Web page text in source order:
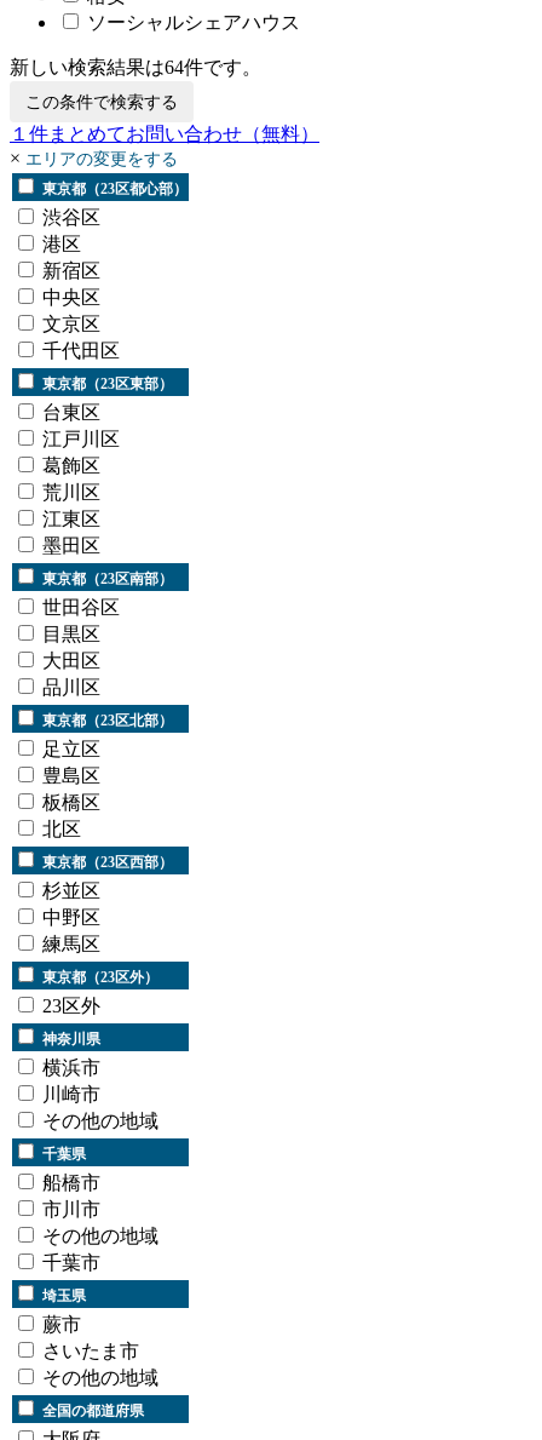
ソーシャルシェアハウス
新しい検索結果は64件です。
この条件で検索する
１ 件まとめてお問い合わせ （無料）
× エリアの変更をする
東京都（23区都心部）
渋谷区
港区
新宿区
中央区
文京区
千代田区
東京都（23区東部）
台東区
江戸川区
葛飾区
荒川区
江東区
墨田区
東京都（23区南部）
世田谷区
目黒区
大田区
品川区
東京都（23区北部）
足立区
豊島区
板橋区
北区
東京都（23区西部）
杉並区
中野区
練馬区
東京都（23区外）
23区外
神奈川県
横浜市
川崎市
その他の地域
千葉県
船橋市
市川市
その他の地域
千葉市
埼玉県
蕨市
さいたま市
その他の地域
全国の都道府県